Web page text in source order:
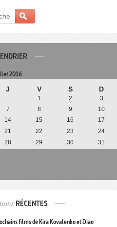
2016
J V S D
1 2
3
7 8 9
10
14 15 16
17
21 22 23
24
28 29 30 31
RÉCENTES
films de Kira Kovalenko et Diao